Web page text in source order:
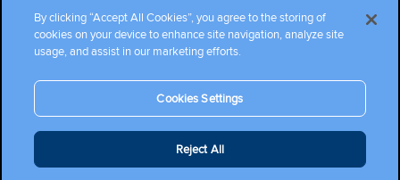
Copyright ©2026 Cambium Networks, Ltd. All rights reserved.
By clicking “Accept All Cookies”, you agree to the storing of
cookies on your device to enhance site navigation, analyze site
usage, and assist in our marketing efforts.
Cookies Settings
Reject All